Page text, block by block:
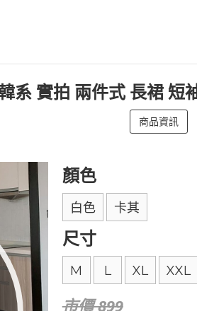
系 實拍 兩件式 長裙 短
商品資訊
顏色
白色 卡其
尺寸
M L XL XXL
市價 899